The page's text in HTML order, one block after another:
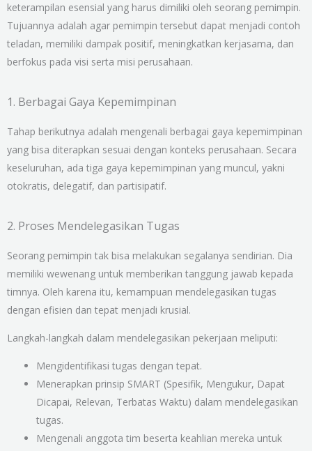
keterampilan esensial yang harus dimiliki oleh seorang pemimpin.
Tujuannya adalah agar pemimpin tersebut dapat menjadi contoh
teladan, memiliki dampak positif, meningkatkan kerjasama, dan
berfokus pada visi serta misi perusahaan.
1. Berbagai Gaya Kepemimpinan
Tahap berikutnya adalah mengenali berbagai gaya kepemimpinan
yang bisa diterapkan sesuai dengan konteks perusahaan. Secara
keseluruhan, ada tiga gaya kepemimpinan yang muncul, yakni
otokratis, delegatif, dan partisipatif.
2. Proses Mendelegasikan Tugas
Seorang pemimpin tak bisa melakukan segalanya sendirian. Dia
memiliki wewenang untuk memberikan tanggung jawab kepada
timnya. Oleh karena itu, kemampuan mendelegasikan tugas
dengan efisien dan tepat menjadi krusial.
Langkah-langkah dalam mendelegasikan pekerjaan meliputi:
Mengidentifikasi tugas dengan tepat.
Menerapkan prinsip SMART (Spesifik, Mengukur, Dapat
Dicapai, Relevan, Terbatas Waktu) dalam mendelegasikan
tugas.
Mengenali anggota tim beserta keahlian mereka untuk